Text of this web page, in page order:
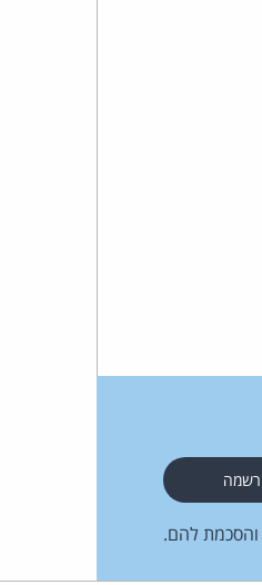
והסכמת להם.